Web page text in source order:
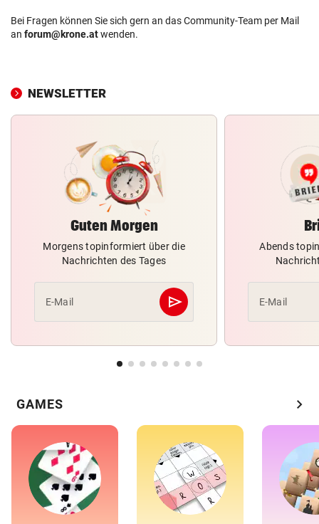
Bei Fragen können Sie sich gern an das Community-Team per Mail
an forum@krone.atwenden.
NEWSLETTER
Guten Morgen
Morgens topinformiert über die
Nachrichten des Tages
E-Mail send
Abschicken
Abends
E-Mail
GAMES chevron_right